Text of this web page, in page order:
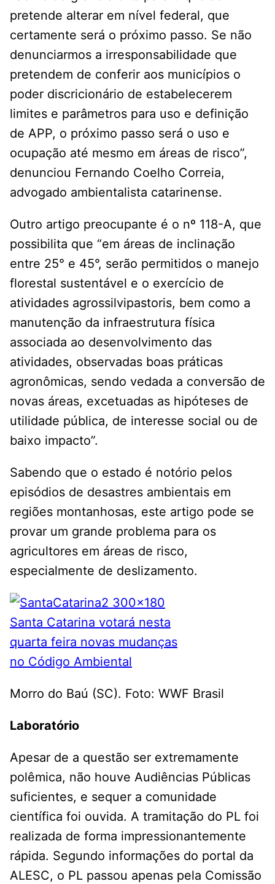
pretende alterar em nível federal, que
certamente será o próximo passo. Se não
denunciarmos a irresponsabilidade que
pretendem de conferir aos municípios o
poder discricionário de estabelecerem
limites e parâmetros para uso e definição
de APP, o próximo passo será o uso e
ocupação até mesmo em áreas de risco”,
denunciou Fernando Coelho Correia,
advogado ambientalista catarinense.
Outro artigo preocupante é o nº 118-A, que
possibilita que “em áreas de inclinação
entre 25° e 45°, serão permitidos o manejo
florestal sustentável e o exercício de
atividades agrossilvipastoris, bem como a
manutenção da infraestrutura física
associada ao desenvolvimento das
atividades, observadas boas práticas
agronômicas, sendo vedada a conversão de
novas áreas, excetuadas as hipóteses de
utilidade pública, de interesse social ou de
baixo impacto”.
Sabendo que o estado é notório pelos
episódios de desastres ambientais em
regiões montanhosas, este artigo pode se
provar um grande problema para os
agricultores em áreas de risco,
especialmente de deslizamento.
Morro do Baú (SC). Foto: WWF Brasil
Laboratório
Apesar de a questão ser extremamente
polêmica, não houve Audiências Públicas
suficientes, e sequer a comunidade
científica foi ouvida. A tramitação do PL foi
realizada de forma impressionantemente
rápida. Segundo informações do portal da
ALESC, o PL passou apenas pela Comissão